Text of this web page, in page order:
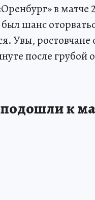
в матче
шанс
Увы,
после
к